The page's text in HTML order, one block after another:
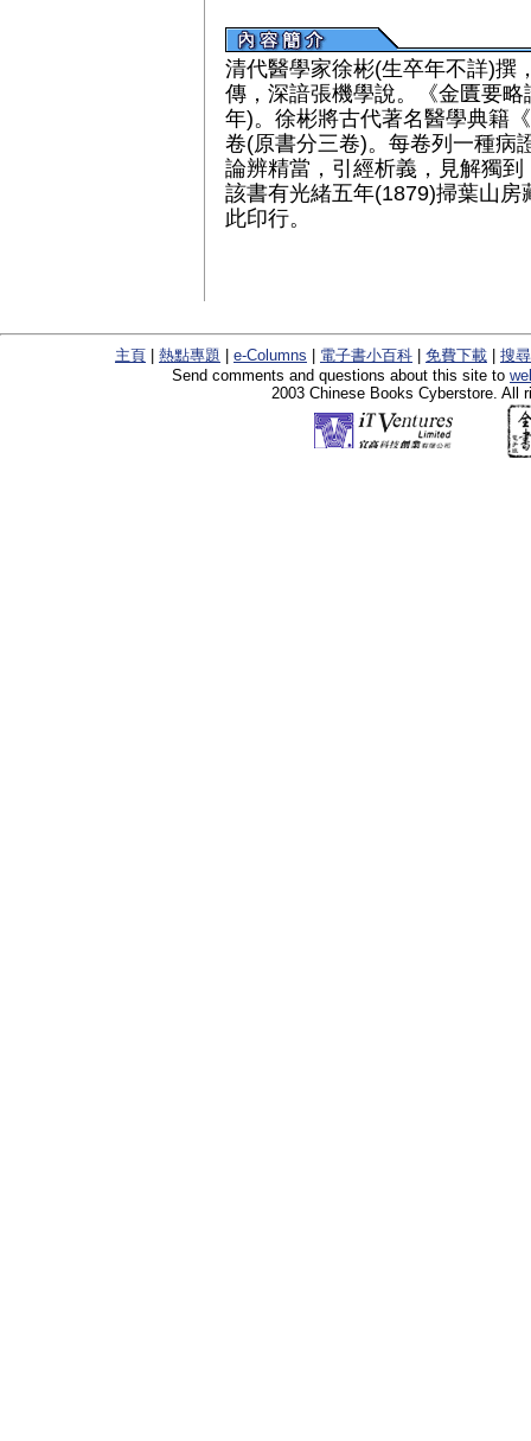
清代醫學家徐彬(生卒年不詳)撰
傳，深諳張機學說。《金匱要
年)。徐彬將古代著名醫學典籍
卷(原書分三卷)。每卷列一種病
論辨精當，引經析義，見解獨
該書有光緒五年(1879)掃葉山
此印行。
主頁 熱點專題 e-Columns 電子書小百科 免費下載
搜
Send comments and questions about this site to
2003 Chinese Books Cyberstore. All